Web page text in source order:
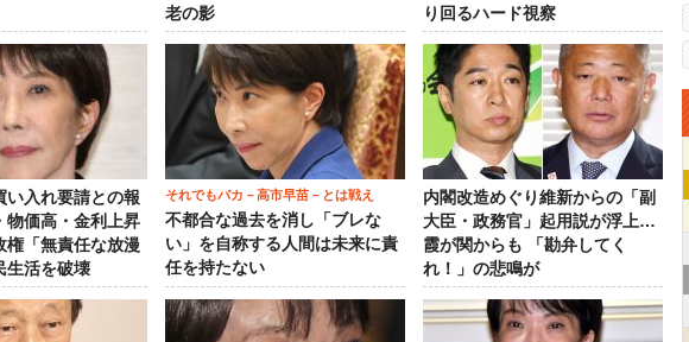
老の影
り回るハード視察
い入れ要請との報
価高・金利上昇
権「無責任な放漫
生活を破壊
それでもバカ－高市早苗－とは戦え
不都合な過去を消し「ブレな
い」を自称する人間は未来に責
任を持たない
内閣改造めぐり維新からの「副
大臣・政務官」起用説が浮上…
霞が関からも 「勘弁してく
れ！」の悲鳴が